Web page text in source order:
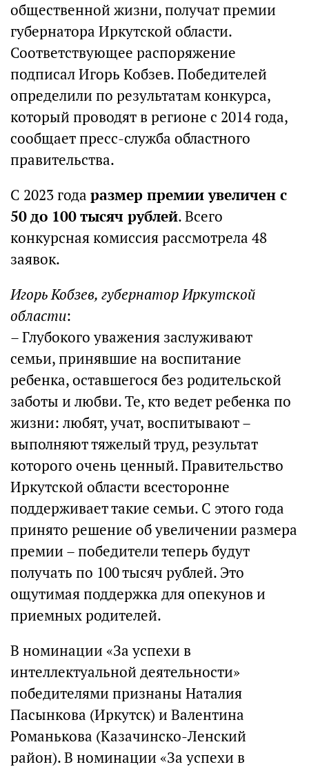
общественной жизни, получат премии
губернатора Иркутской области.
Соответствующее распоряжение
подписал Игорь Кобзев. Победителей
определили по результатам конкурса,
который проводят в регионе с 2014 года,
сообщает пресс-служба областного
правительства.
C 2023 года размер премии увеличен с
50 до 100 тысяч рублей. Всего
конкурсная комиссия рассмотрела 48
заявок.
Игорь Кобзев, губернатор Иркутской
области:
– Глубокого уважения заслуживают
семьи, принявшие на воспитание
ребенка, оставшегося без родительской
заботы и любви. Те, кто ведет ребенка по
жизни: любят, учат, воспитывают –
выполняют тяжелый труд, результат
которого очень ценный. Правительство
Иркутской области всесторонне
поддерживает такие семьи. С этого года
принято решение об увеличении размера
премии – победители теперь будут
получать по 100 тысяч рублей. Это
ощутимая поддержка для опекунов и
приемных родителей.
В номинации «За успехи в
интеллектуальной деятельности»
победителями признаны Наталия
Пасынкова (Иркутск) и Валентина
Романькова (Казачинско-Ленский
район). В номинации «За успехи в